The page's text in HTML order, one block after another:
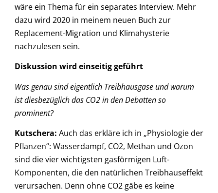
wäre ein Thema für ein separates Interview. Mehr
dazu wird 2020 in meinem neuen Buch zur
Replacement-Migration und Klimahysterie
nachzulesen sein.
Diskussion wird einseitig geführt
Was genau sind eigentlich Treibhausgase und warum
ist diesbezüglich das CO2 in den Debatten so
prominent?
Kutschera: Auch das erkläre ich in „Physiologie der
Pflanzen“: Wasserdampf, CO2, Methan und Ozon
sind die vier wichtigsten gasförmigen Luft-
Komponenten, die den natürlichen Treibhauseffekt
verursachen. Denn ohne CO2 gäbe es keine